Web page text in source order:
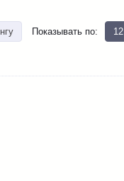
Показывать по: 12